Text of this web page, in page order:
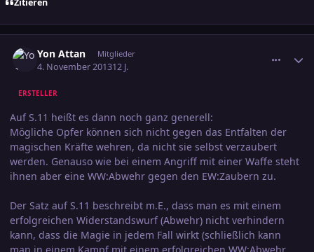
Yon Attan Mitglieder
4. November 201312 J.
ERSTELLER
Auf S.11 heißt es dann noch ganz generell:
Mögliche Opfer können sich nicht gegen das Entfalten der
magischen Kräfte wehren, da nicht sie selbst verzaubert
werden. Genauso wie bei einem Angriff mit einer Waffe steht
ihnen aber eine WW:Abwehr gegen den EW:Zaubern zu.
Der Satz auf S.11 beschreibt m.E., dass man es mit einem
erfolgreichen Widerstandswurf (Abwehr) nicht verhindern
kann, dass die Magie in jedem Fall wirkt (schließlich kann